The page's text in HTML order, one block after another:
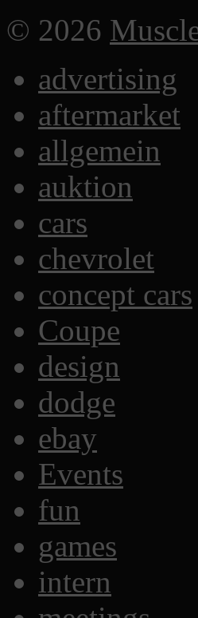
© 2026
advertising
aftermarket
allgemein
auktion
cars
chevrolet
concept cars
Coupe
design
dodge
ebay
Events
fun
games
intern